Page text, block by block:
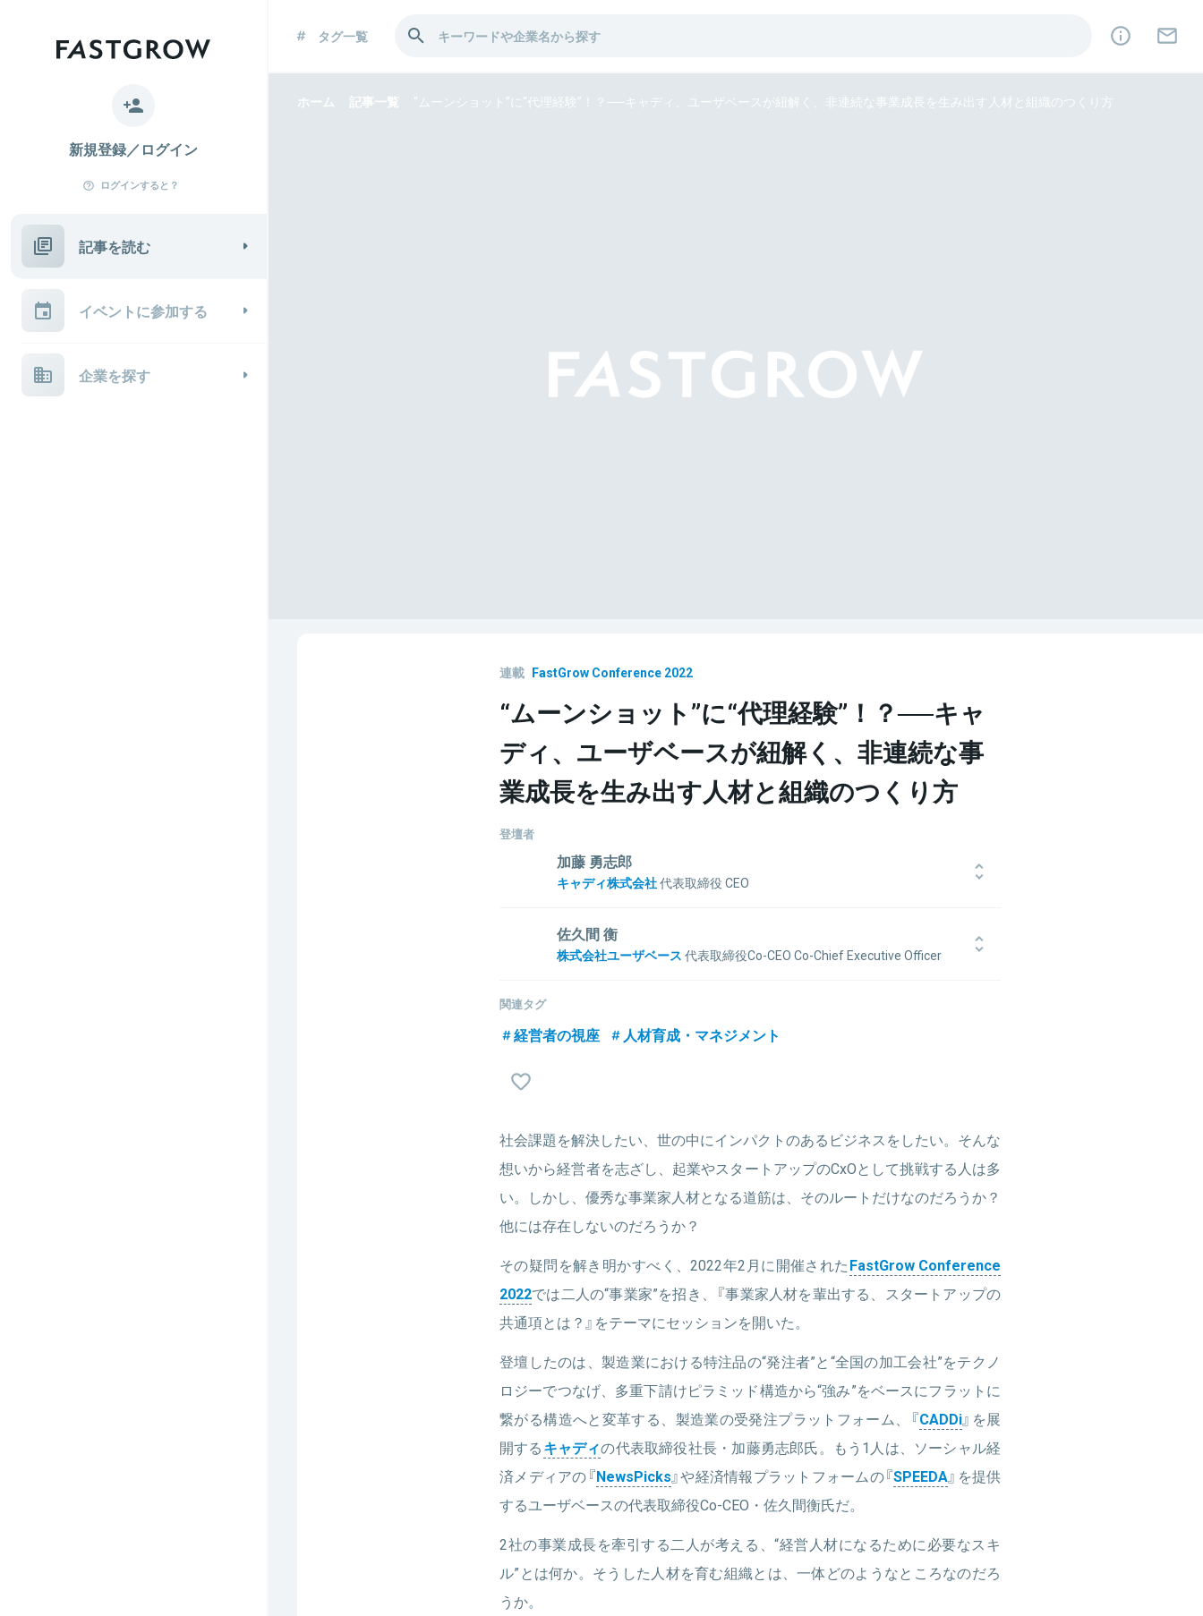
新規登録／ログイン
ログインすると？
記事を読む
イベントに参加する
企業を探す
タグ一覧
ホーム 記事一覧 “ムーンショット”に“代理経験”！？──キャディ、ユーザベースが紐解く、非連続な事業成長を生み出す人材と組織のつくり方
連載 FastGrow Conference 2022
“ムーンショット”に“代理経験”！？──キャ
ディ、ユーザベースが紐解く、非連続な事
業成長を生み出す人材と組織のつくり方
登壇者
加藤 勇志郎
キャディ株式会社代表取締役 CEO
社。同社マネージャーとして、グローバルな領域で製造業メーカーを多方面から支援する
プロジェクトを牽引。大手メーカー１５社程度の調達改革に従事した結果、同分野への課
佐久間 衡
株式会社ユーザベース 代表取締役Co-CEO Co-Chief Executive Officer
を担当し、2021年から現職。ユーザベース参画以前は、UBS証券投資銀行本部にて、
関連情報をみる
関連タグ
経営者の視座 人材育成・マネジメント
社会課題を解決したい、世の中にインパクトのあるビジネスをしたい。そんな
想いから経営者を志ざし、起業やスタートアップのCxOとして挑戦する人は多
い。しかし、優秀な事業家人材となる道筋は、そのルートだけなのだろうか？
他には存在しないのだろうか？
その疑問を解き明かすべく、2022年2月に開催されたFastGrow Conference
2022では二人の“事業家”を招き、『事業家人材を輩出する、スタートアップの
共通項とは？』をテーマにセッションを開いた。
登壇したのは、製造業における特注品の“発注者”と“全国の加工会社”をテクノ
ロジーでつなげ、多重下請けピラミッド構造から“強み”をベースにフラットに
繋がる構造へと変革する、製造業の受発注プラットフォーム、『CADDi』を展
開するキャディの代表取締役社長・加藤勇志郎氏。もう1人は、ソーシャル経
済メディアの『NewsPicks』や経済情報プラットフォームの『SPEEDA』を提供
するユーザベースの代表取締役Co-CEO・佐久間衡氏だ。
2社の事業成長を牽引する二人が考える、“経営人材になるために必要なスキ
ル”とは何か。そうした人材を育む組織とは、一体どのようなところなのだろ
うか。